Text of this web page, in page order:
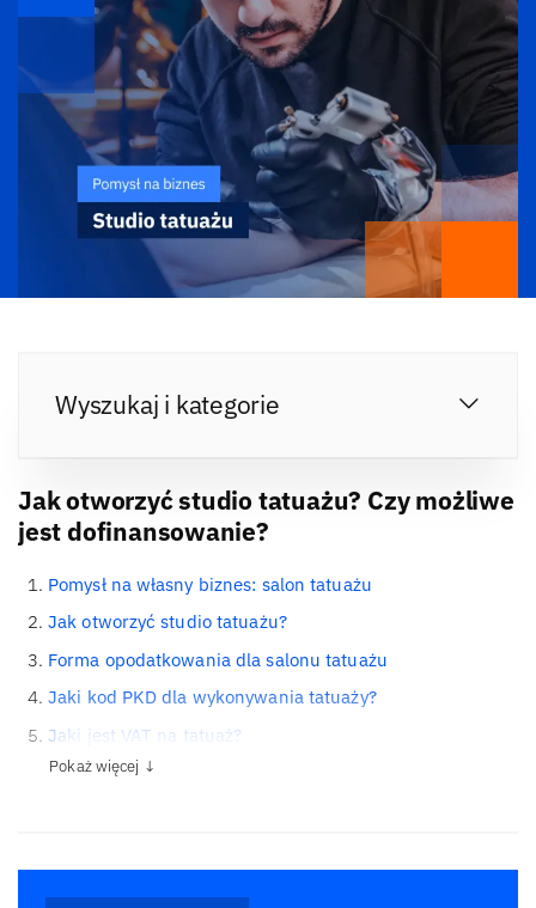
Wyszukaj i kategorie
Jak otworzyć studio tatuażu? Czy możliwe
jest dofinansowanie?
Pomysł na własny biznes: salon tatuażu
Jak otworzyć studio tatuażu?
Forma opodatkowania dla salonu tatuażu
Jaki kod PKD dla wykonywania tatuaży?
Jaki jest VAT na tatuaż?
Pokaż więcej ↓